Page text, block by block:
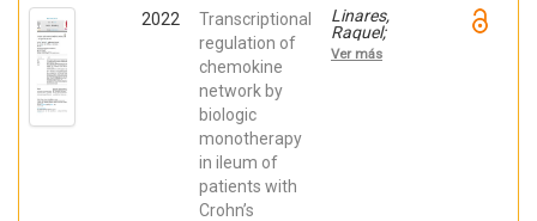
2022
Transcriptional
regulation of
chemokine
network by
biologic
monotherapy
in ileum of
patients with
Crohn’s
Linares,
Raquel;
Gutiérrez,
Ana;
Ver más